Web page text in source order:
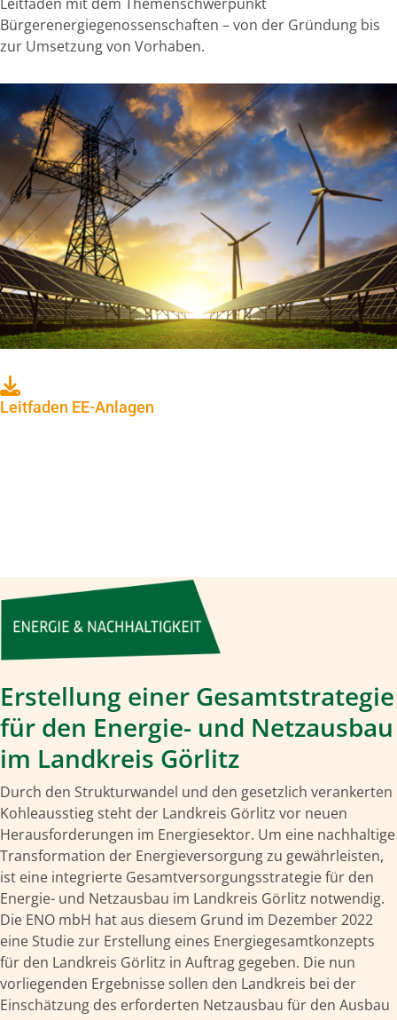
Bürgerenergiegenossenschaften – von der Gründung bis
zur Umsetzung von Vorhaben.
Leitfaden EE-Anlagen
Erstellung einer Gesamtstrategie
für den Energie- und Netzausbau
im Landkreis Görlitz
Durch den Strukturwandel und den gesetzlich verankerten
Kohleausstieg steht der Landkreis Görlitz vor neuen
Herausforderungen im Energiesektor. Um eine nachhaltige
Transformation der Energieversorgung zu gewährleisten,
ist eine integrierte Gesamtversorgungsstrategie für den
Energie- und Netzausbau im Landkreis Görlitz notwendig.
Die ENO mbH hat aus diesem Grund im Dezember 2022
eine Studie zur Erstellung eines Energiegesamtkonzepts
für den Landkreis Görlitz in Auftrag gegeben. Die nun
vorliegenden Ergebnisse sollen den Landkreis bei der
Einschätzung des erforderten Netzausbau für den Ausbau